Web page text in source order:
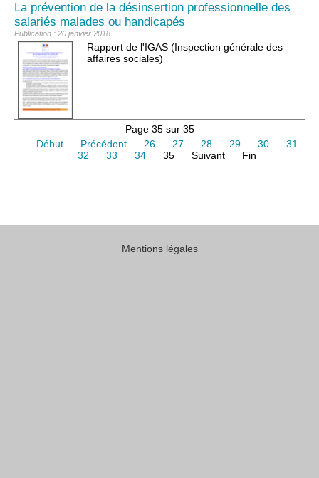
La prévention de la désinsertion professionnelle des
salariés malades ou handicapés
Publication : 20 janvier 2018
Rapport de l'IGAS (Inspection générale des
affaires sociales)
Page 35 sur 35
Début
Précédent 26 27 28 29 30
31
32
33 34 35 Suivant Fin
Mentions légales